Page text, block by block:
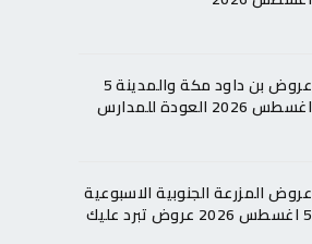
عروض بن داود مكة والمدينة 5
اغسطس 2026 العودة للمدارس
عروض المزرعة الجنوبية الاسبوعية
5 اغسطس 2026 عروض تبرد عليك